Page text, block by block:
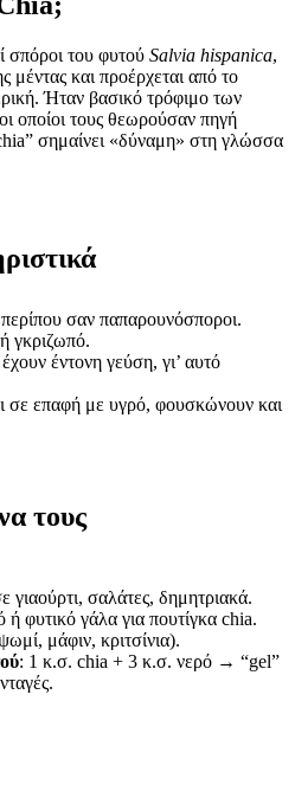
σπόροι του φυτού Salvia hispanica,
μέντας και προέρχεται από το
Ήταν βασικό τρόφιμο των
οποίοι τους θεωρούσαν πηγή
σημαίνει «δύναμη» στη γλώσσα
σαν παπαρουνόσποροι.
γκριζωπό.
έντονη γεύση, γι’ αυτό
σε επαφή με υγρό, φουσκώνουν και
τους
γιαούρτι, σαλάτες, δημητριακά.
ή φυτικό γάλα για πουτίγκα chia.
μάφιν, κριτσίνια).
: 1 κ.σ. chia + 3 κ.σ. νερό → “gel”